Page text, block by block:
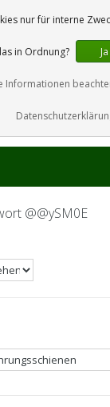
@@ySM0E
nur für interne
in Ordnung? Ja
Informationen